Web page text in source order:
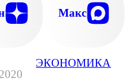
ЭКОНОМИКА
Макс